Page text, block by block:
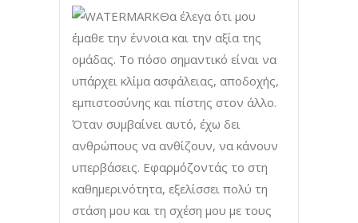
Θα έλεγα ότι μου
έμαθε την έννοια και την αξία της
ομάδας. Το πόσο σημαντικό είναι να
υπάρχει κλίμα ασφάλειας, αποδοχής,
εμπιστοσύνης και πίστης στον άλλο.
Όταν συμβαίνει αυτό, έχω δει
ανθρώπους να ανθίζουν, να κάνουν
υπερβάσεις. Εφαρμόζοντάς το στη
καθημερινότητα, εξελίσσει πολύ τη
στάση μου και τη σχέση μου με τους